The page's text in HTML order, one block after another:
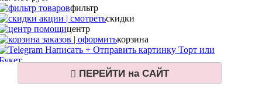
ПЕРЕЙТИ на САЙТ